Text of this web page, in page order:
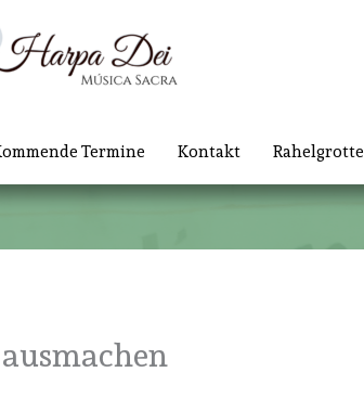
Termine Kontakt Rahelgrotte